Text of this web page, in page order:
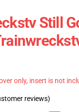
Still
only, insert is not
reviews)